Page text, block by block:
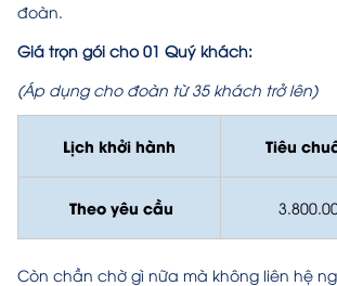
đoàn.
Giá trọn gói cho 01 Quý khách:
(Áp dụng cho đoàn từ 35 khách trở lên)
Lịch khởi hành Tiêu
Theo yêu cầu
Còn chần chờ gì nữa mà không liên hệ